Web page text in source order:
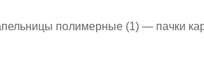
полимерные (1) — пачки